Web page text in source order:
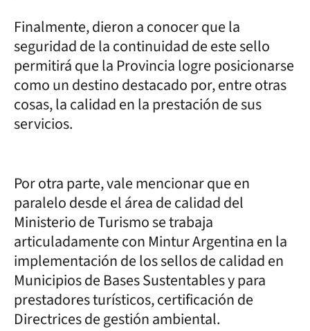
Finalmente, dieron a conocer que la
seguridad de la continuidad de este sello
permitirá que la Provincia logre posicionarse
como un destino destacado por, entre otras
cosas, la calidad en la prestación de sus
servicios.
Por otra parte, vale mencionar que en
paralelo desde el área de calidad del
Ministerio de Turismo se trabaja
articuladamente con Mintur Argentina en la
implementación de los sellos de calidad en
Municipios de Bases Sustentables y para
prestadores turísticos, certificación de
Directrices de gestión ambiental.